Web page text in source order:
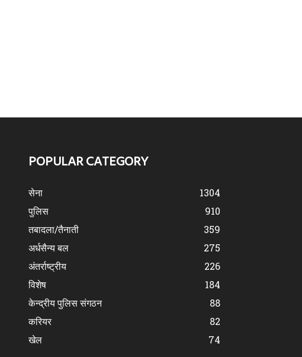
POPULAR CATEGORY
सेना
1304
पुलिस
910
तबादला/तैनाती
359
अर्धसैन्य बल
275
अंतर्राष्ट्रीय
226
विशेष
184
केन्द्रीय पुलिस संगठन
88
करियर
82
खेल
74